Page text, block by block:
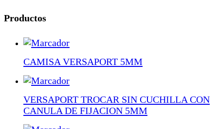
Productos
CAMISA VERSAPORT 5MM
VERSAPORT TROCAR SIN CUCHILLA CON
CANULA DE FIJACION 5MM